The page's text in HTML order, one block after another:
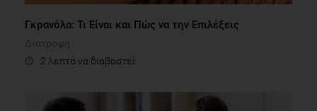
Γκρανόλα: Τι Είναι και Πώς να την Επιλέξεις
Διατροφή
2 λεπτά να διαβαστεί